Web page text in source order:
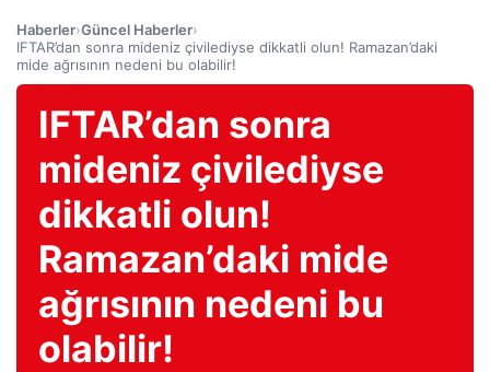
Haberler›Güncel Haberler›
IFTAR’dan sonra mideniz çivilediyse dikkatli olun! Ramazan’daki
mide ağrısının nedeni bu olabilir!
IFTAR’dan sonra
mideniz çivilediyse
dikkatli olun!
Ramazan’daki mide
ağrısının nedeni bu
olabilir!